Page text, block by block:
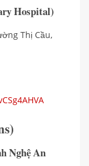
Hospital)
Thị Cầu,
Nghệ An